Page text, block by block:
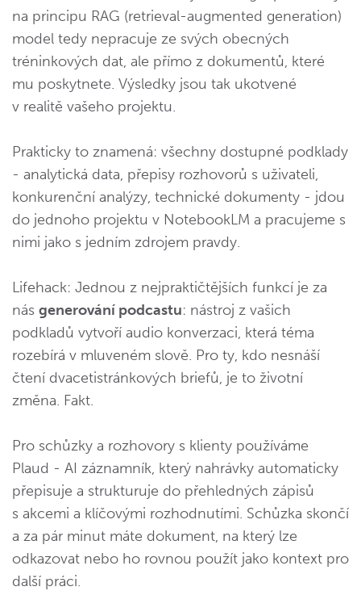
na principu RAG (retrieval-augmented generation)
model tedy nepracuje ze svých obecných
tréninkových dat, ale přímo z dokumentů, které
mu poskytnete. Výsledky jsou tak ukotvené
v realitě vašeho projektu.
Prakticky to znamená: všechny dostupné podklady
- analytická data, přepisy rozhovorů s uživateli,
konkurenční analýzy, technické dokumenty - jdou
do jednoho projektu v NotebookLM a pracujeme s
nimi jako s jedním zdrojem pravdy.
Lifehack: Jednou z nejpraktičtějších funkcí je za
nás generování podcastu: nástroj z vašich
podkladů vytvoří audio konverzaci, která téma
rozebírá v mluveném slově. Pro ty, kdo nesnáší
čtení dvacetistránkových briefů, je to životní
změna. Fakt.
Pro schůzky a rozhovory s klienty používáme
Plaud - AI záznamník, který nahrávky automaticky
přepisuje a strukturuje do přehledných zápisů
s akcemi a klíčovými rozhodnutími. Schůzka skončí
a za pár minut máte dokument, na který lze
odkazovat nebo ho rovnou použít jako kontext pro
další práci.